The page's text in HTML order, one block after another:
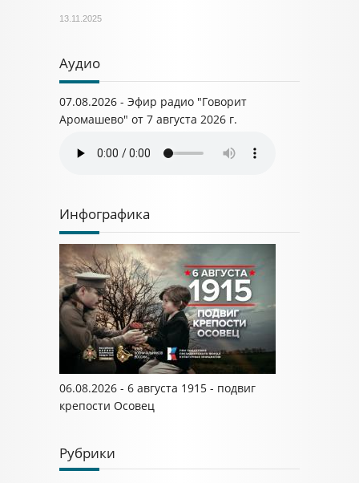
13.11.2025
Аудио
07.08.2026 - Эфир радио "Говорит
Аромашево" от 7 августа 2026 г.
Инфографика
06.08.2026 - 6 августа 1915 - подвиг
крепости Осовец
Рубрики